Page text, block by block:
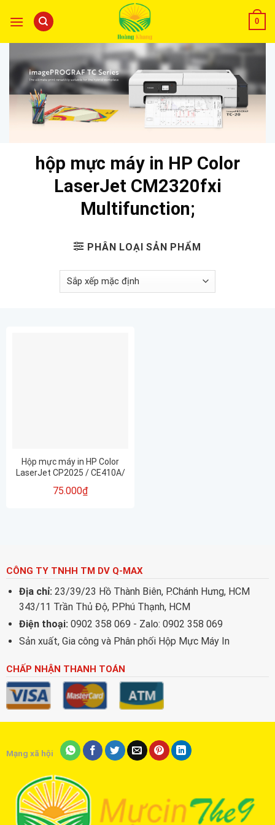
0
hộp mực máy in HP Color
LaserJet CM2320fxi
Multifunction;
PHÂN LOẠI SẢN PHẨM
Hộp mực máy in HP Color
LaserJet CP2025 / CE410A/
CC530A/ CC531A/ CC532A/
75.000₫
CÔNG TY TNHH TM DV Q-MAX
Địa chỉ: 23/39/23 Hồ Thành Biên, P.Chánh Hưng, HCM
343/11 Trần Thủ Độ, P.Phú Thạnh, HCM
Điện thoại: 0902 358 069 - Zalo: 0902 358 069
Sản xuất, Gia công và Phân phối Hộp Mực Máy In
CHẤP NHẬN THANH TOÁN
Mạng xã hội